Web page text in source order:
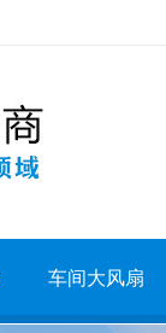
车间大风扇